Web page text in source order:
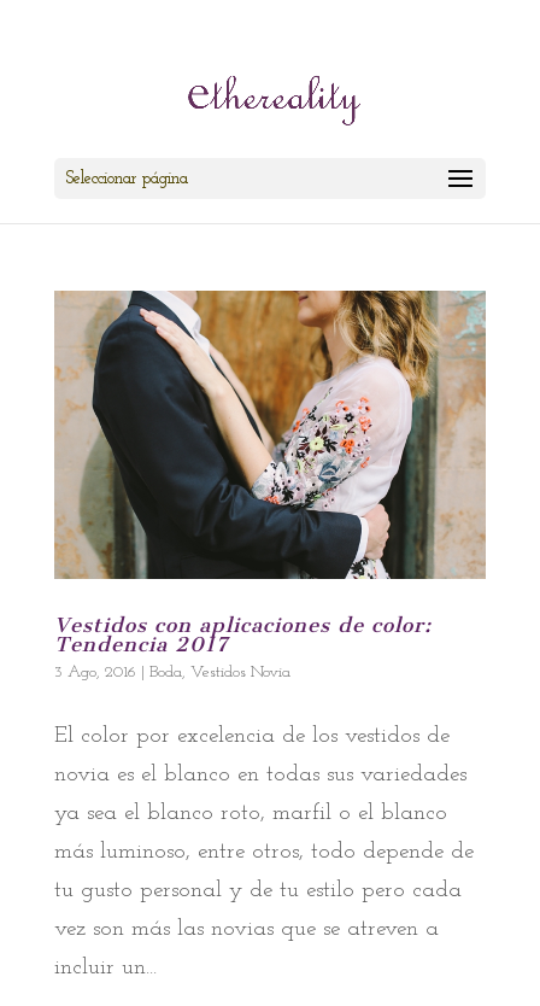
Seleccionar página
Vestidos con aplicaciones de color:
Tendencia 2017
3 Ago, 2016 Boda, Vestidos Novia
El color por excelencia de los vestidos de
novia es el blanco en todas sus variedades
ya sea el blanco roto, marfil o el blanco
más luminoso, entre otros, todo depende de
tu gusto personal y de tu estilo pero cada
vez son más las novias que se atreven a
incluir un...